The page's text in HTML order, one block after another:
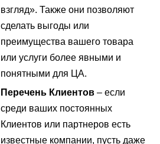
взгляд». Также они позволяют
сделать выгоды или
преимущества вашего товара
или услуги более явными и
понятными для ЦА.
Перечень Клиентов – если
среди ваших постоянных
Клиентов или партнеров есть
известные компании, пусть даже